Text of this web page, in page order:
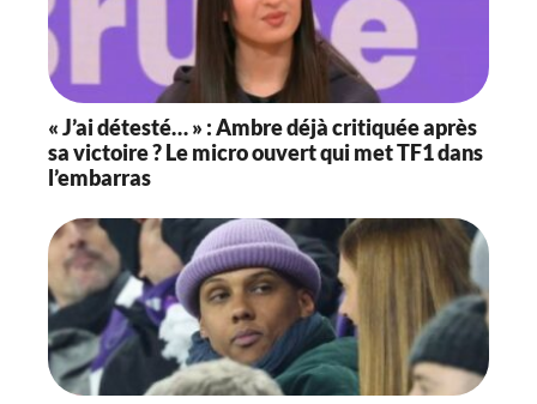
« J’ai détesté… » : Ambre déjà critiquée après
sa victoire ? Le micro ouvert qui met TF1 dans
l’embarras